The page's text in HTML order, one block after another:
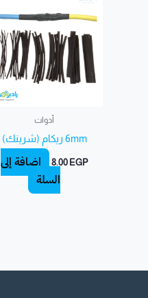
أدوات
6mm ريكام (شرينك)
8.00 EGP
إضافة إلى
السلة